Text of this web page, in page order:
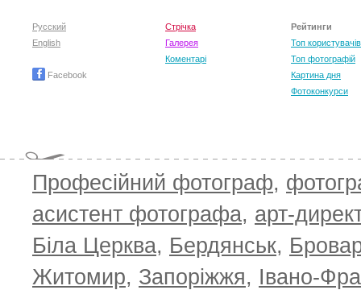
TOP 100 for May 2026 0 +6.59 ТОП 100
+4.30
Русский
English
Facebook
Стрічка
Галерея
Коментарі
Рейтинги
Топ користувачів
Топ фотографій
Картина дня
Фотоконкурси
Професійний фотограф,
асистент фотографа, арт-
Біла Церква, Бердянськ,
Житомир, Запоріжжя, Івано-